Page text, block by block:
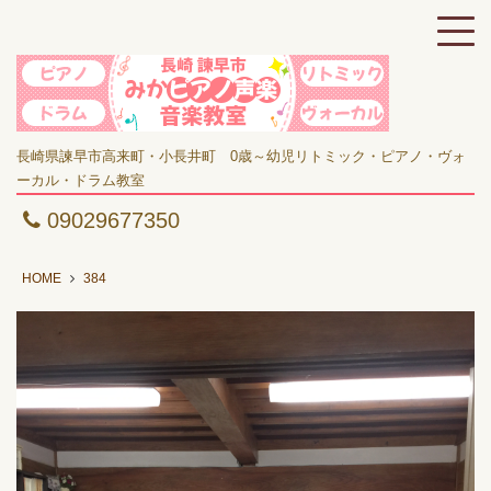
長崎県諫早市高来町・小長井町 0歳～幼児リトミック・ピアノ・ヴォ
ーカル・ドラム教室
09029677350
HOME 384